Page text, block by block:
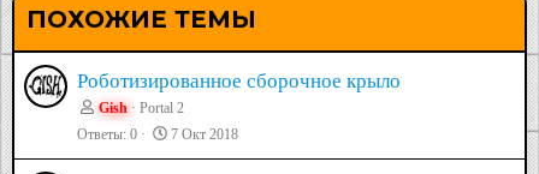
ПОХОЖИЕ ТЕМЫ
Роботизированное сборочное крыло
Gish
Portal 2
Ответы 0 7 Окт 2018